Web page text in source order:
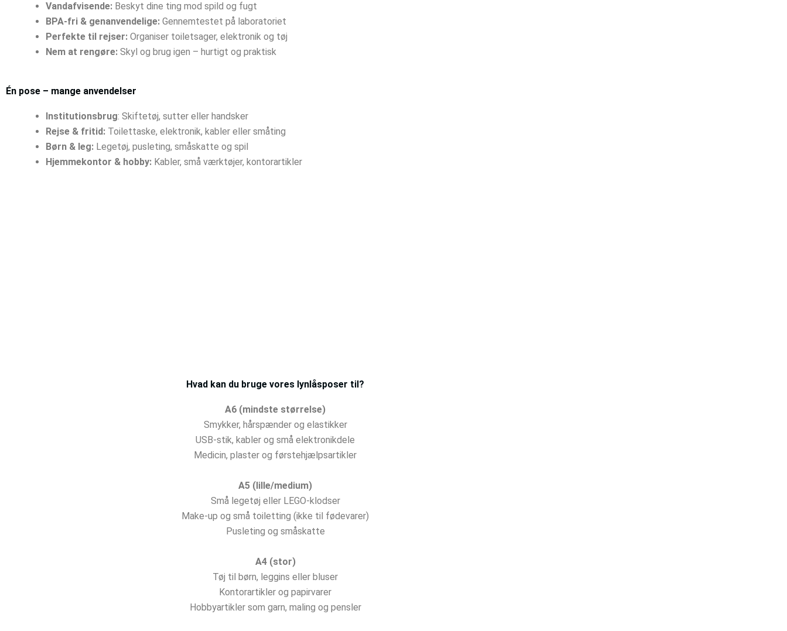
Vandafvisende: Beskyt dine ting mod spild og fugt
BPA-fri & genanvendelige: Gennemtestet på laboratoriet
Perfekte til rejser: Organiser toiletsager, elektronik og tøj
Nem at rengøre: Skyl og brug igen – hurtigt og praktisk
Én pose – mange anvendelser
Institutionsbrug: Skiftetøj, sutter eller handsker
Rejse & fritid: Toilettaske, elektronik, kabler eller småting
Børn & leg: Legetøj, pusleting, småskatte og spil
Hjemmekontor & hobby: Kabler, små værktøjer, kontorartikler
Hvad kan du bruge vores lynlåsposer til?
A6 (mindste størrelse)
Smykker, hårspænder og elastikker
USB-stik, kabler og små elektronikdele
Medicin, plaster og førstehjælpsartikler
A5 (lille/medium)
Små legetøj eller LEGO-klodser
Make-up og små toiletting (ikke til fødevarer)
Pusleting og småskatte
A4 (stor)
Tøj til børn, leggins eller bluser
Kontorartikler og papirvarer
Hobbyartikler som garn, maling og pensler